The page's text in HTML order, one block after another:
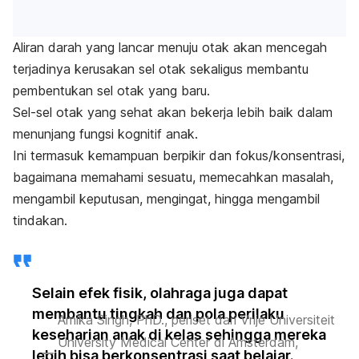
Aliran darah yang lancar menuju otak akan mencegah
terjadinya kerusakan sel otak sekaligus membantu
pembentukan sel otak yang baru.
Sel-sel otak yang sehat akan bekerja lebih baik dalam
menunjang fungsi kognitif anak.
Ini termasuk kemampuan berpikir dan fokus/konsentrasi,
bagaimana memahami sesuatu, memecahkan masalah,
mengambil keputusan, mengingat, hingga mengambil
tindakan.
Selain efek fisik, olahraga juga dapat
membantu tingkah dan pola perilaku
keseharian anak di kelas sehingga mereka
lebih bisa berkonsentrasi saat belajar.
Amika Singh, PhD., periset dari Vrije Universiteit
University Medical Center di Amsterdam,